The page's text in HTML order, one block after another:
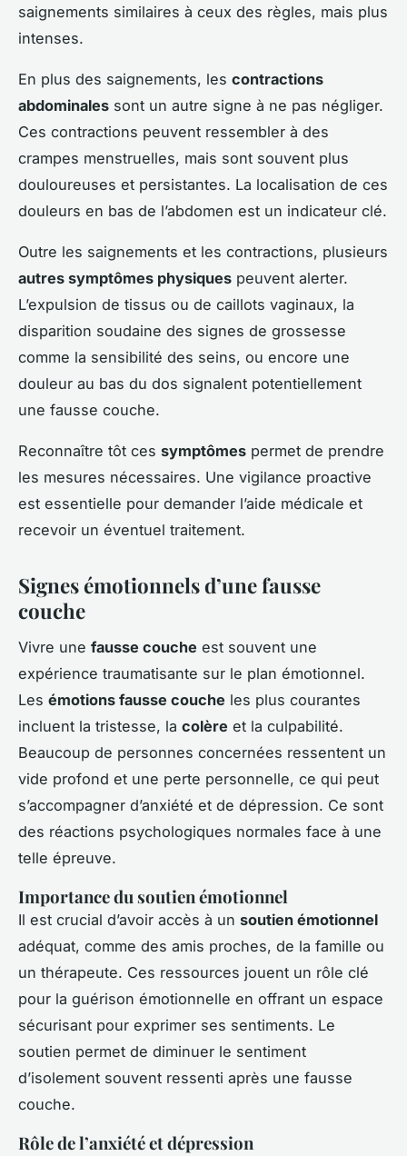
saignements similaires à ceux des règles, mais plus
intenses.
En plus des saignements, les contractions
abdominales sont un autre signe à ne pas négliger.
Ces contractions peuvent ressembler à des
crampes menstruelles, mais sont souvent plus
douloureuses et persistantes. La localisation de ces
douleurs en bas de l’abdomen est un indicateur clé.
Outre les saignements et les contractions, plusieurs
autres symptômes physiques peuvent alerter.
L’expulsion de tissus ou de caillots vaginaux, la
disparition soudaine des signes de grossesse
comme la sensibilité des seins, ou encore une
douleur au bas du dos signalent potentiellement
une fausse couche.
Reconnaître tôt ces symptômes permet de prendre
les mesures nécessaires. Une vigilance proactive
est essentielle pour demander l’aide médicale et
recevoir un éventuel traitement.
Signes émotionnels d’une fausse
couche
Vivre une fausse couche est souvent une
expérience traumatisante sur le plan émotionnel.
Les émotions fausse couche les plus courantes
incluent la tristesse, la colère et la culpabilité.
Beaucoup de personnes concernées ressentent un
vide profond et une perte personnelle, ce qui peut
s’accompagner d’anxiété et de dépression. Ce sont
des réactions psychologiques normales face à une
telle épreuve.
Importance du soutien émotionnel
Il est crucial d’avoir accès à un soutien émotionnel
adéquat, comme des amis proches, de la famille ou
un thérapeute. Ces ressources jouent un rôle clé
pour la guérison émotionnelle en offrant un espace
sécurisant pour exprimer ses sentiments. Le
soutien permet de diminuer le sentiment
d’isolement souvent ressenti après une fausse
couche.
Rôle de l’anxiété et dépression